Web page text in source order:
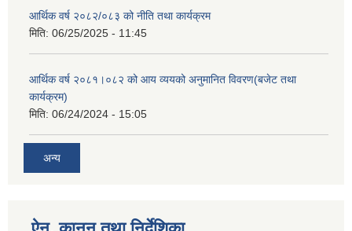
आर्थिक वर्ष २०८२/०८३ को नीति तथा कार्यक्रम
मिति: 06/25/2025 - 11:45
आर्थिक वर्ष २०८१।०८२ को आय व्ययको अनुमानित विवरण(बजेट तथा
कार्यक्रम)
मिति: 06/24/2024 - 15:05
अन्य